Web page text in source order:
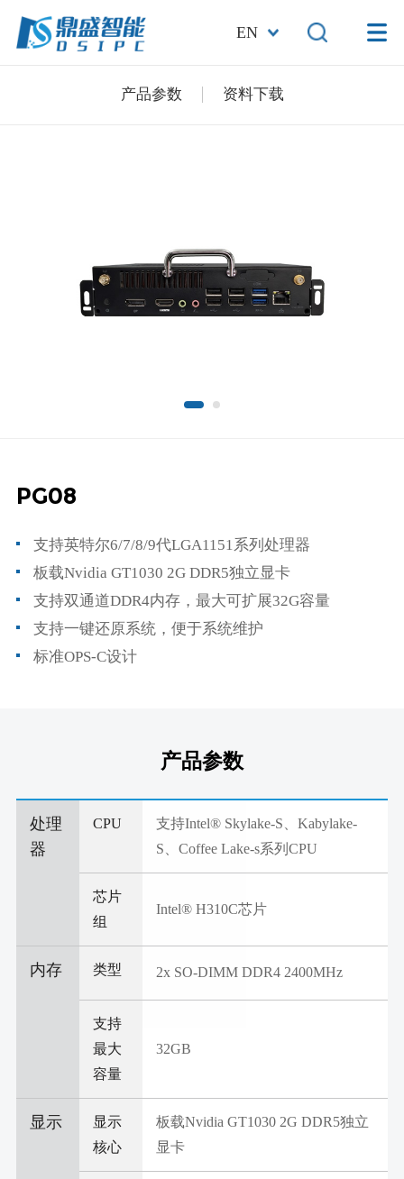
EN
产品参数 资料下载
PG08
支持英特尔6/7/8/9代LGA1151系列处理器
板载Nvidia GT1030 2G DDR5独立显卡
支持双通道DDR4内存，最大可扩展32G容量
支持一键还原系统，便于系统维护
标准OPS-C设计
产品参数
处理
器
CPU
支持Intel® Skylake-S、Kabylake-
S、Coffee Lake-s系列CPU
芯片
组
Intel® H310C芯片
内存 类型 2x SO-DIMM DDR4 2400MHz
支持
最大
容量
32GB
显示
显示
核心
板载Nvidia GT1030 2G DDR5独立
显卡